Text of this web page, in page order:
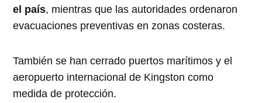
el país, mientras que las autoridades ordenaron
evacuaciones preventivas en zonas costeras.
También se han cerrado puertos marítimos y el
aeropuerto internacional de Kingston como
medida de protección.